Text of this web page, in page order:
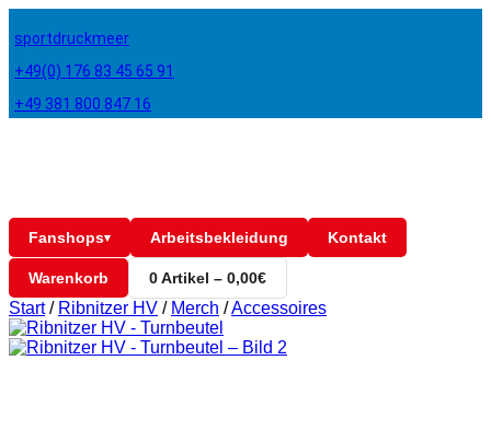
sportdruckmeer
+49(0) 176 83 45 65 91
+49 381 800 847 16
Fanshops▾ Arbeitsbekleidung Kontakt
Warenkorb 0 Artikel – 0,00€
Start / Ribnitzer HV / Merch /Accessoires